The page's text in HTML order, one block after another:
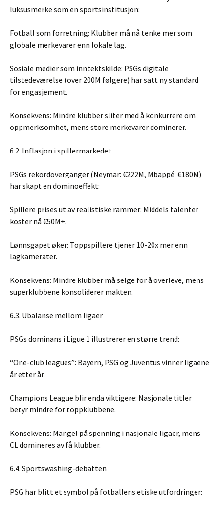
luksusmerke som en sportsinstitusjon:
Fotball som forretning: Klubber må nå tenke mer som
globale merkevarer enn lokale lag.
Sosiale medier som inntektskilde: PSGs digitale
tilstedeværelse (over 200M følgere) har satt ny standard
for engasjement.
Konsekvens: Mindre klubber sliter med å konkurrere om
oppmerksomhet, mens store merkevarer dominerer.
6.2. Inflasjon i spillermarkedet
PSGs rekordoverganger (Neymar: €222M, Mbappé: €180M)
har skapt en dominoeffekt:
Spillere prises ut av realistiske rammer: Middels talenter
koster nå €50M+.
Lønnsgapet øker: Toppspillere tjener 10-20x mer enn
lagkamerater.
Konsekvens: Mindre klubber må selge for å overleve, mens
superklubbene konsoliderer makten.
6.3. Ubalanse mellom ligaer
PSGs dominans i Ligue 1 illustrerer en større trend:
“One-club leagues”: Bayern, PSG og Juventus vinner ligaene
år etter år.
Champions League blir enda viktigere: Nasjonale titler
betyr mindre for toppklubbene.
Konsekvens: Mangel på spenning i nasjonale ligaer, mens
CL domineres av få klubber.
6.4. Sportswashing-debatten
PSG har blitt et symbol på fotballens etiske utfordringer: